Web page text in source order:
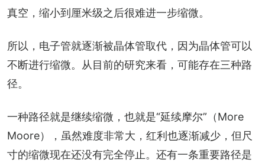
真空，缩小到厘米级之后很难进一步缩微。
所以，电子管就逐渐被晶体管取代，因为晶体管可以
不断进行缩微。从目前的研究来看，可能存在三种路
径。
一种路径就是继续缩微，也就是“延续摩尔”（More
Moore），虽然难度非常大，红利也逐渐减少，但尺
寸的缩微现在还没有完全停止。还有一条重要路径是